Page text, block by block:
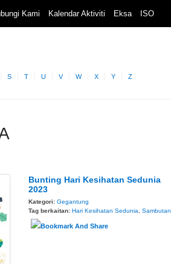
Kami Kalendar Aktiviti Eksa ISO
S T U V W X Y Z
Bunting Hari Kesihatan Sedunia
2023
Kategori:Gegantung
Tag berkaitan:Hari Kesihatan Sedunia ,Sambutan